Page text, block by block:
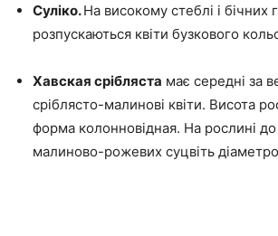
Суліко.На високому стеблі і бічних
розпускаються квіти бузкового
Хавская срібляста має середні за
сріблясто-малинові квіти. Висота
форма колонновідная. На рослині до
малиново-рожевих суцвіть